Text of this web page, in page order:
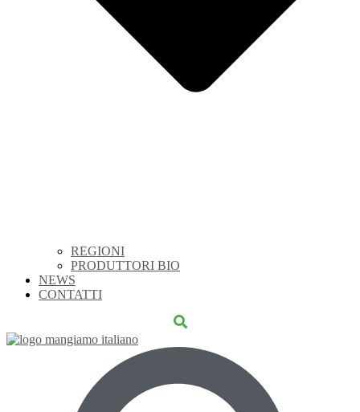
REGIONI
PRODUTTORI BIO
NEWS
CONTATTI